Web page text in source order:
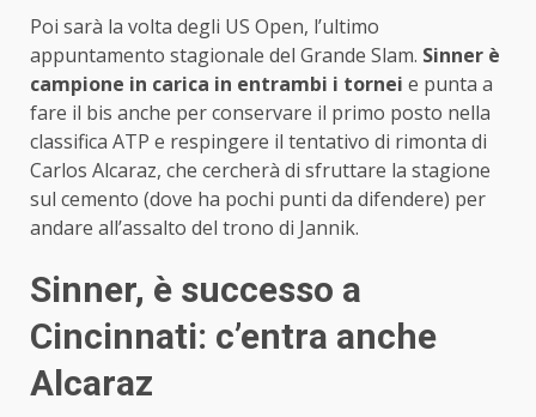
Poi sarà la volta degli US Open, l’ultimo
appuntamento stagionale del Grande Slam. Sinner è
campione in carica in entrambi i tornei e punta a
fare il bis anche per conservare il primo posto nella
classifica ATP e respingere il tentativo di rimonta di
Carlos Alcaraz, che cercherà di sfruttare la stagione
sul cemento (dove ha pochi punti da difendere) per
andare all’assalto del trono di Jannik.
Sinner, è successo a
Cincinnati: c’entra anche
Alcaraz